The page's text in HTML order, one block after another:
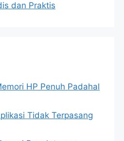
dan Praktis
HP Penuh Padahal
Tidak Terpasang